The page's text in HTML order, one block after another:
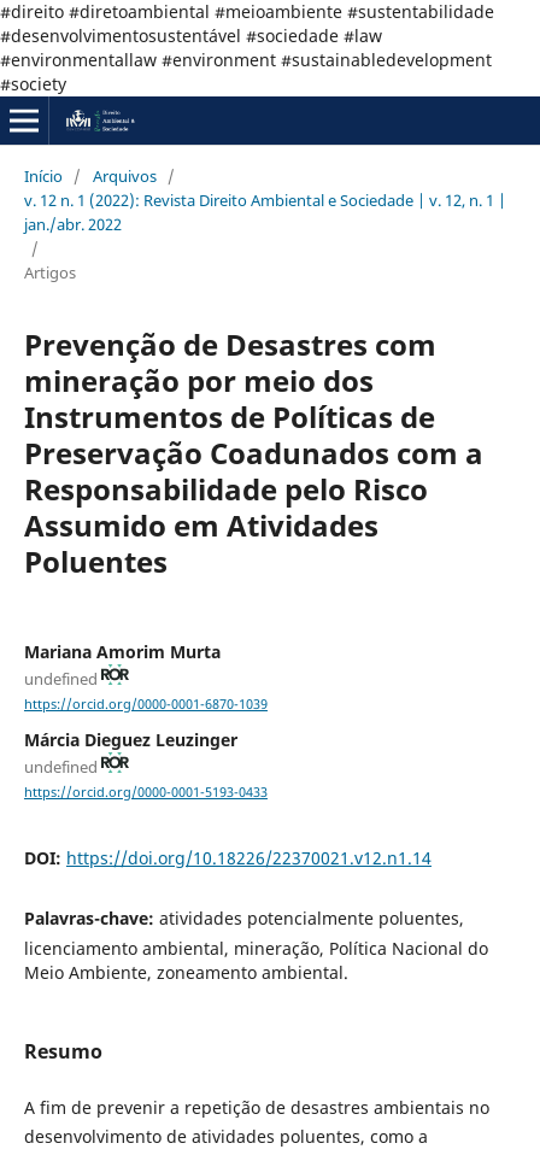
#direito #diretoambiental #meioambiente #sustentabilidade
#desenvolvimentosustentável #sociedade #law
#environmentallaw #environment #sustainabledevelopment
#society
Início / Arquivos /
v. 12 n. 1 (2022): Revista Direito Ambiental e Sociedade | v. 12, n. 1 |
jan./abr. 2022
/
Artigos
Prevenção de Desastres com
mineração por meio dos
Instrumentos de Políticas de
Preservação Coadunados com a
Responsabilidade pelo Risco
Assumido em Atividades
Poluentes
Mariana Amorim Murta
undefined
https://orcid.org/0000-0001-6870-1039
Márcia Dieguez Leuzinger
undefined
https://orcid.org/0000-0001-5193-0433
DOI: https://doi.org/10.18226/22370021.v12.n1.14
Palavras-chave: atividades potencialmente poluentes,
licenciamento ambiental, mineração, Política Nacional do
Meio Ambiente, zoneamento ambiental.
Resumo
A fim de prevenir a repetição de desastres ambientais no
desenvolvimento de atividades poluentes, como a